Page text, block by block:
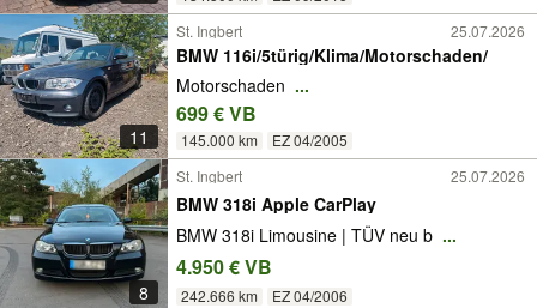
11
St. Ingbert 25.07.2026
BMW 116i/5türig/Klima/Motorschaden/
Motorschaden ...
699 € VB
145.000 km EZ 04/2005
8
St. Ingbert 25.07.2026
BMW 318i Apple CarPlay
BMW 318i Limousine | TÜV neu b ...
4.950 € VB
242.666 km EZ 04/2006